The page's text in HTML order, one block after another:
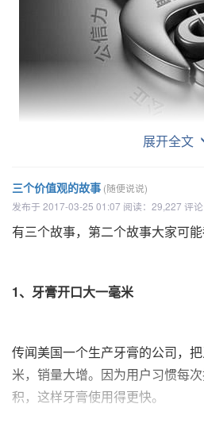
之前找到了一个工具，但只能转
https://github.com/
下载后安装后遇到点问题：
/usr/local/Cellar/cmake/
(message):
Could NOT find Boost
/usr/local/Cellar/cmake/
毕竟科学上网和广电总急给了我们
象。
先从行业身边事说起，请见我之前
1、牙膏开口大一毫米
展开全文
三个价值观的故事 (随便说说)
发布于 2017-03-25 01:07 阅读：29,227 评论
有三个故事，第二个故事大家可能
1、牙膏开口大一毫米
传闻美国一个生产牙膏的公司，
米，销量大增。因为用户习惯每
积，这样牙膏使用得更快。